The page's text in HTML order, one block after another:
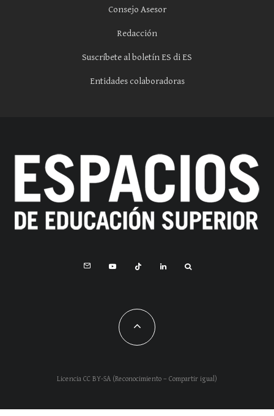
Consejo Asesor
Redacción
Suscríbete al boletín ES di ES
Entidades colaboradoras
Licencia CC BY-SA (Reconocimiento – Compartir igual)